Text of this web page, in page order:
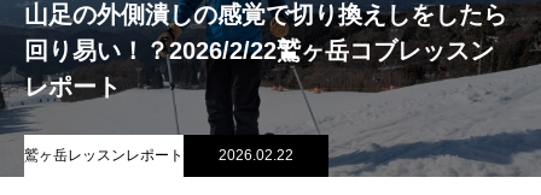
参加までの流れ
レッスン料金
参加費のお支払い
山足の外側潰しの感覚で切り換えしをしたら
回り易い！？2026/2/22鷲ヶ岳コブレッスン
レポート
鷲ヶ岳レッスンレポート 2026.02.22